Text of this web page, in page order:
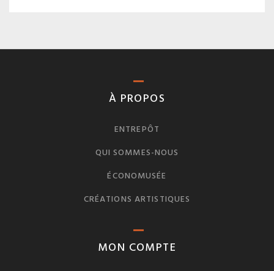
À PROPOS
ENTREPÔT
QUI SOMMES-NOUS
ÉCONOMUSÉE
CRÉATIONS ARTISTIQUES
MON COMPTE